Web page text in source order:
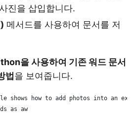
진을 삽입합니다.
메서드를 사용하여 문서를 저
을 사용하여 기존 워드 문서
법을 보여줍니다.
shows how to add photos into an
as aw